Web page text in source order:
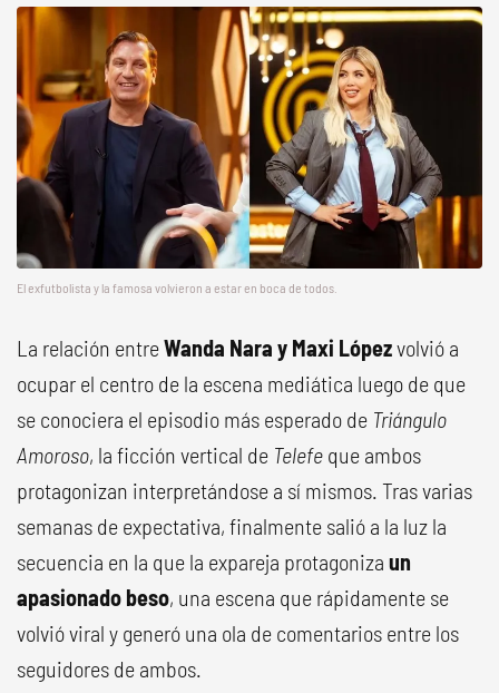
El exfutbolista y la famosa volvieron a estar en boca de todos.
La relación entreWanda Nara y Maxi Lópezvolvió a
ocupar el centro de la escena mediática luego de que
se conociera el episodio más esperado de Triángulo
Amoroso, la ficción vertical de Telefe que ambos
protagonizan interpretándose a sí mismos. Tras varias
semanas de expectativa, finalmente salió a la luz la
secuencia en la que la expareja protagoniza un
apasionado beso, una escena que rápidamente se
volvió viral y generó una ola de comentarios entre los
seguidores de ambos.